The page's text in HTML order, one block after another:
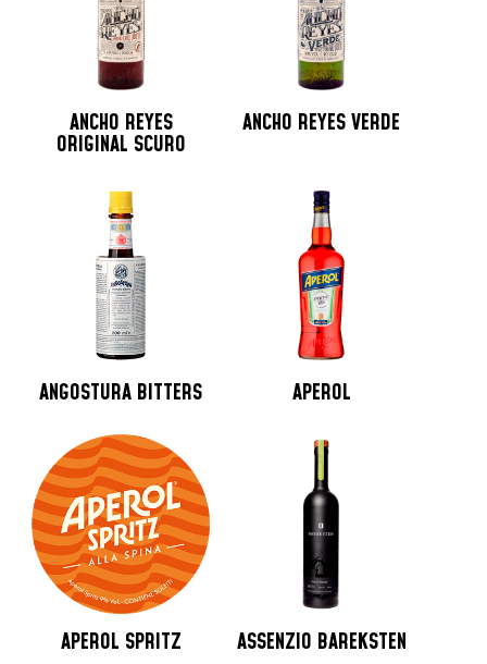
ANCHO REYES
ORIGINAL SCURO
ANCHO REYES VERDE
ANGOSTURA BITTERS APEROL
APEROL SPRITZ ASSENZIO BAREKSTEN